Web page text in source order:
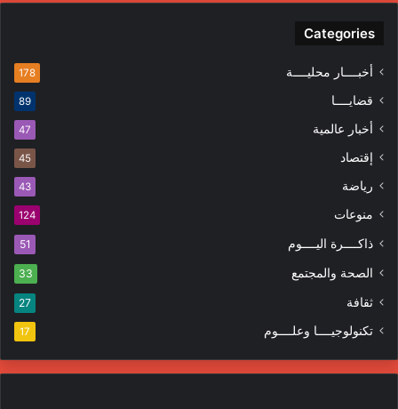
Categories
أخبــــار محليــــة 178
قضايــــا 89
أخبار عالمية 47
إقتصاد 45
رياضة 43
منوعات 124
ذاكــــرة اليــــوم 51
الصحة والمجتمع 33
ثقافة 27
تكنولوجيــــا وعلــــوم 17